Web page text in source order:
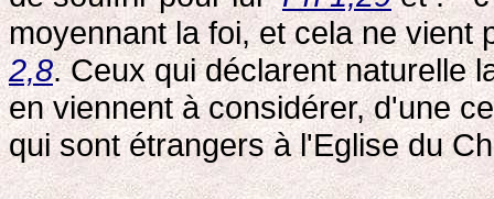
moyennant la foi, et cela ne
2,8. Ceux qui déclarent naturelle
en viennent à considérer, d'une
qui sont étrangers à l'Eglise du